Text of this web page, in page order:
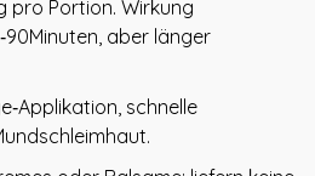
pro Portion. Wirkung
aber länger
schnelle